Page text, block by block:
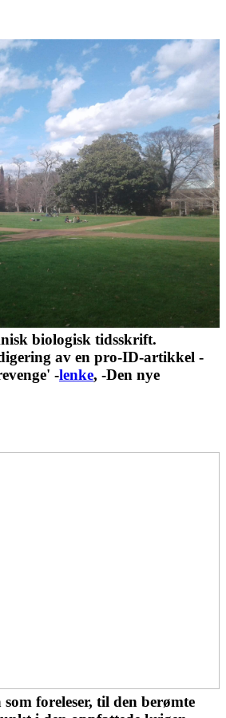
biologisk tidsskrift.
av en pro-ID-artikkel -
-lenke, -Den nye
foreleser, til den berømte